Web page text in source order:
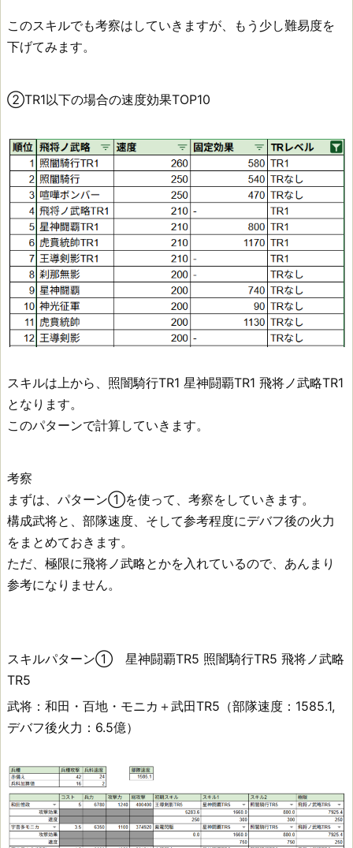
このスキルでも考察はしていきますが、もう少し難易度を
下げてみます。
②TR1以下の場合の速度効果TOP10
スキルは上から、照闇騎行TR1 星神闘覇TR1 飛将ノ武略TR1
となります。
このパターンで計算していきます。
考察
まずは、パターン①を使って、考察をしていきます。
構成武将と、部隊速度、そして参考程度にデバフ後の火力
をまとめておきます。
ただ、極限に飛将ノ武略とかを入れているので、あんまり
参考になりません。
スキルパターン① 星神闘覇TR5 照闇騎行TR5 飛将ノ武略
TR5
武将：和田・百地・モニカ＋武田TR5（部隊速度：1585.1,
デバフ後火力：6.5億）